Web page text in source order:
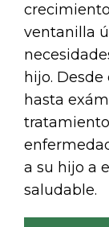
ventanilla
hijo.
hasta
tratamiento
a su hijo a
saludable.